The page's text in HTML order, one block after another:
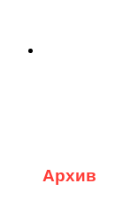
Архив